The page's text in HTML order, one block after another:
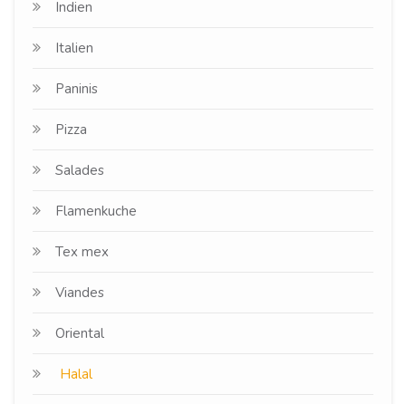
Indien
Italien
Paninis
Pizza
Salades
Flamenkuche
Tex mex
Viandes
Oriental
Halal